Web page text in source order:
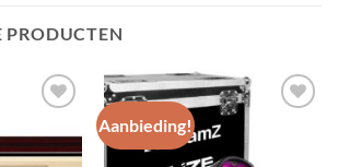
PRODUCTEN
Toevoegen
Aanbieding!
Toevoegen